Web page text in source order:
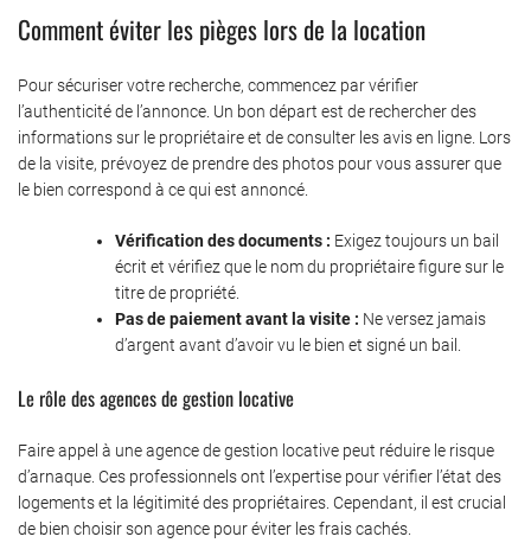
Comment éviter les pièges lors de la location
Pour sécuriser votre recherche, commencez par vérifier
l’authenticité de l’annonce. Un bon départ est de rechercher des
informations sur le propriétaire et de consulter les avis en ligne. Lors
de la visite, prévoyez de prendre des photos pour vous assurer que
le bien correspond à ce qui est annoncé.
Vérification des documents : Exigez toujours un bail
écrit et vérifiez que le nom du propriétaire figure sur le
titre de propriété.
Pas de paiement avant la visite : Ne versez jamais
d’argent avant d’avoir vu le bien et signé un bail.
Le rôle des agences de gestion locative
Faire appel à une agence de gestion locative peut réduire le risque
d’arnaque. Ces professionnels ont l’expertise pour vérifier l’état des
logements et la légitimité des propriétaires. Cependant, il est crucial
de bien choisir son agence pour éviter les frais cachés.